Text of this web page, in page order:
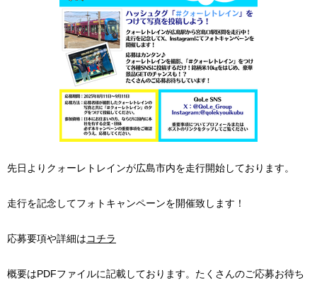
先日よりクォーレトレインが広島市内を走行開始しております。
走行を記念してフォトキャンペーンを開催致します！
応募要項や詳細はコチラ
概要はPDFファイルに記載しております。たくさんのご応募お待ち